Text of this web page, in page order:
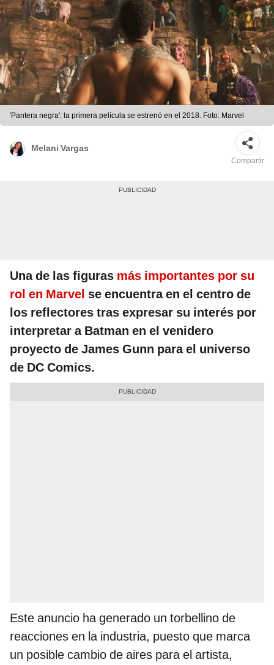
'Pantera negra': la primera película se estrenó en el 2018. Foto: Marvel
Melani Vargas
Compartir
Una de las figuras más importantes por su
rol en Marvel se encuentra en el centro de
los reflectores tras expresar su interés por
interpretar a Batman en el venidero
proyecto de James Gunn para el universo
de DC Comics.
Este anuncio ha generado un torbellino de
reacciones en la industria, puesto que marca
un posible cambio de aires para el artista,